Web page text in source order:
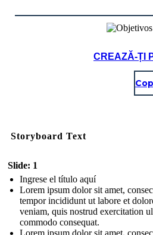
CREAZĂ-ȚI
Storyboard Text
Slide: 1
Ingrese el título aquí
Lorem ipsum dolor sit amet,
tempor incididunt ut labore et
veniam, quis nostrud exercitation
commodo consequat.